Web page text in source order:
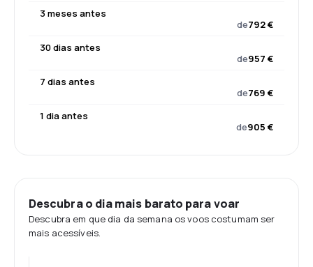
3 meses antes
de792 €
30 dias antes
de957 €
7 dias antes
de769 €
1 dia antes
de905 €
Descubra o dia mais barato para voar
Descubra em que dia da semana os voos costumam ser
mais acessíveis.